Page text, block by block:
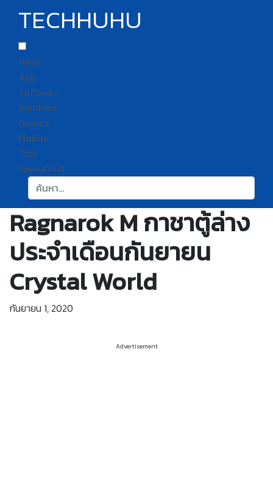
TECHHUHU
News
App
Software
Windows
Games
Mobile
Tips
SpeedTest
ค้นหา:
Ragnarok M กาชาตู้ล่าง
ประจำเดือนกันยายน
Crystal World
กันยายน 1, 2020
Advertisement